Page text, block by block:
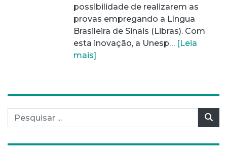
possibilidade de realizarem as
provas empregando a Língua
Brasileira de Sinais (Libras). Com
esta inovação, a Unesp… [Leia
mais]
Pesquisar por: